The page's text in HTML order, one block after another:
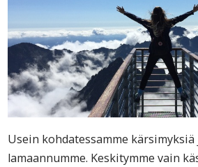
Usein kohdatessamme
lamaannumme. Keskitymme vain